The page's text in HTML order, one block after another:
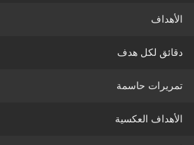
الأهداف
دقائق لكل هدف
تمريرات حاسمة
الأهداف العكسية